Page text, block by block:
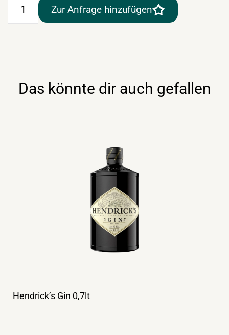
Mare
Zur Anfrage hinzufügen
Das könnte dir auch gefallen
Hendrick’s Gin 0,7lt